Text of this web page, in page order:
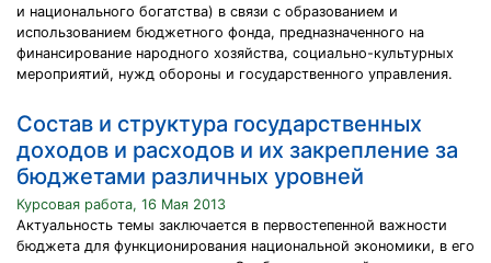
и национального богатства) в связи с образованием и
использованием бюджетного фонда, предназначенного на
финансирование народного хозяйства, социально-культурных
мероприятий, нужд обороны и государственного управления.
Состав и структура государственных
доходов и расходов и их закрепление за
бюджетами различных уровней
Курсовая работа, 16 Мая 2013
Актуальность темы заключается в первостепенной важности
бюджета для функционирования национальной экономики, в его